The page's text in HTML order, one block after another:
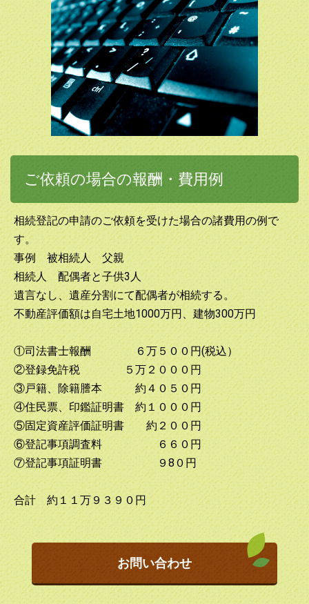
ご依頼の場合の報酬・費用例
相続登記の申請のご依頼を受けた場合の諸費用の例で
す。
事例 被相続人 父親
相続人 配偶者と子供3人
遺言なし、遺産分割にて配偶者が相続する。
不動産評価額は自宅土地1000万円、建物300万円
①司法書士報酬 ６万５００円(税込）
②登録免許税 ５万２０００円
③戸籍、除籍謄本 約４０５０円
④住民票、印鑑証明書 約１０００円
⑤固定資産評価証明書 約２００円
⑥登記事項調査料 ６６０円
⑦登記事項証明書 ９8０円
合計 約１１万９３９０円
お問い合わせ